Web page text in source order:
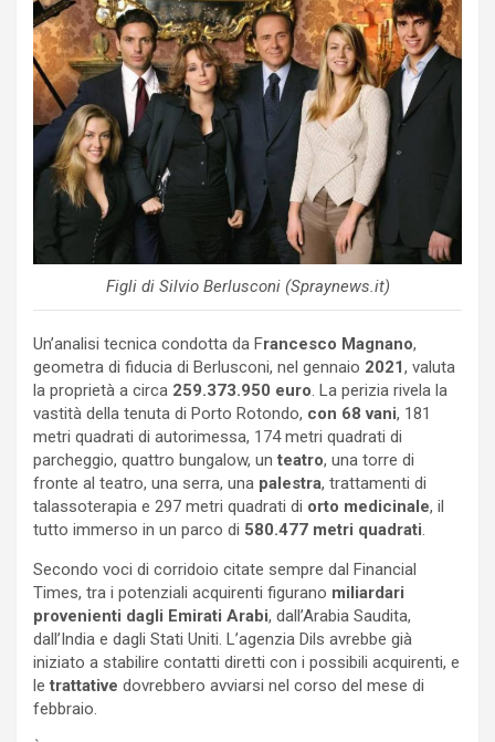
Figli di Silvio Berlusconi (Spraynews.it)
Un’analisi tecnica condotta da Francesco Magnano,
geometra di fiducia di Berlusconi, nel gennaio 2021, valuta
la proprietà a circa 259.373.950 euro. La perizia rivela la
vastità della tenuta di Porto Rotondo, con 68 vani, 181
metri quadrati di autorimessa, 174 metri quadrati di
parcheggio, quattro bungalow, unteatro, una torre di
fronte al teatro, una serra, una palestra, trattamenti di
talassoterapia e 297 metri quadrati di orto medicinale, il
tutto immerso in un parco di 580.477 metri quadrati.
Secondo voci di corridoio citate sempre dal Financial
Times, tra i potenziali acquirenti figurano miliardari
provenienti dagli Emirati Arabi, dall’Arabia Saudita,
dall’India e dagli Stati Uniti. L’agenzia Dils avrebbe già
iniziato a stabilire contatti diretti con i possibili acquirenti, e
letrattative dovrebbero avviarsi nel corso del mese di
febbraio.